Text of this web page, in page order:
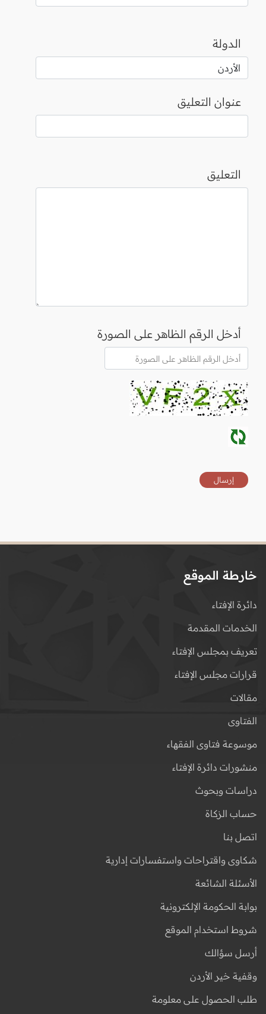
الدولة
عنوان التعليق
التعليق
أدخل الرقم الظاهر على الصورة
خارطة الموقع
دائرة الإفتاء
الخدمات المقدمة
تعريف بمجلس الإفتاء
قرارات مجلس الإفتاء
مقالات
الفتاوى
موسوعة فتاوى الفقهاء
منشورات دائرة الإفتاء
دراسات وبحوث
حساب الزكاة
اتصل بنا
شكاوى واقتراحات واستفسارات إدارية
الأسئلة الشائعة
بوابة الحكومة الإلكترونية
شروط استخدام الموقع
أرسل سؤالك
وقفية خير الأردن
طلب الحصول على معلومة